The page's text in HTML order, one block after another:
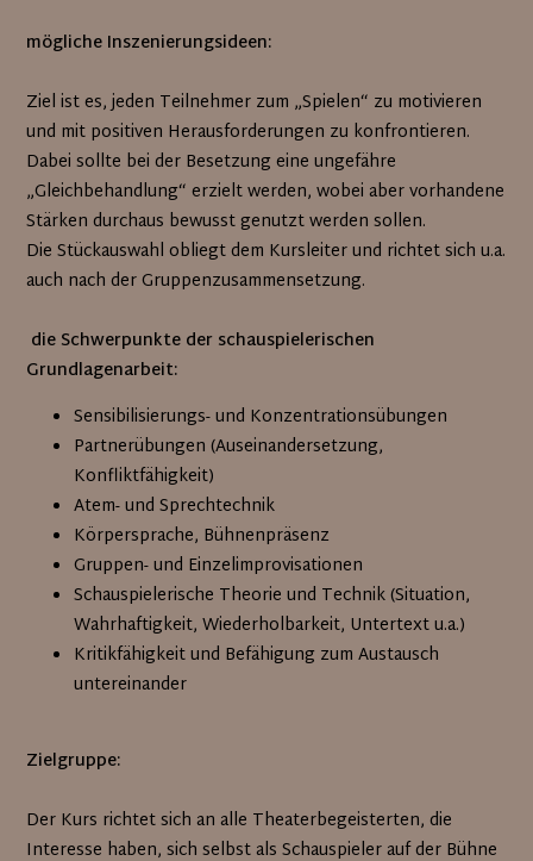
mögliche Inszenierungsideen:
Ziel ist es, jeden Teilnehmer zum „Spielen“ zu motivieren
und mit positiven Herausforderungen zu konfrontieren.
Dabei sollte bei der Besetzung eine ungefähre
„Gleichbehandlung“ erzielt werden, wobei aber vorhandene
Stärken durchaus bewusst genutzt werden sollen.
Die Stückauswahl obliegt dem Kursleiter und richtet sich u.a.
auch nach der Gruppenzusammensetzung.
die Schwerpunkte der schauspielerischen
Grundlagenarbeit:
Sensibilisierungs- und Konzentrationsübungen
Partnerübungen (Auseinandersetzung,
Konfliktfähigkeit)
Atem- und Sprechtechnik
Körpersprache, Bühnenpräsenz
Gruppen- und Einzelimprovisationen
Schauspielerische Theorie und Technik (Situation,
Wahrhaftigkeit, Wiederholbarkeit, Untertext u.a.)
Kritikfähigkeit und Befähigung zum Austausch
untereinander
Zielgruppe:
Der Kurs richtet sich an alle Theaterbegeisterten, die
Interesse haben, sich selbst als Schauspieler auf der Bühne